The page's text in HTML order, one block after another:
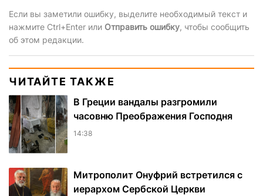
Если вы заметили ошибку, выделите необходимый текст и
нажмите Ctrl+Enter или Отправить ошибку, чтобы сообщить
об этом редакции.
ЧИТАЙТЕ ТАКЖЕ
В Греции вандалы разгромили
часовню Преображения Господня
14:38
Митрополит Онуфрий встретился с
иерархом Сербской Церкви